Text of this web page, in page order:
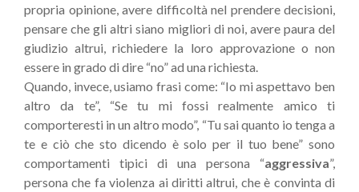
propria opinione, avere difficoltà nel prendere decisioni,
pensare che gli altri siano migliori di noi, avere paura del
giudizio altrui, richiedere la loro approvazione o non
essere in grado di dire “no” ad una richiesta.
Quando, invece, usiamo frasi come: “Io mi aspettavo ben
altro da te”, “Se tu mi fossi realmente amico ti
comporteresti in un altro modo”, “Tu sai quanto io tenga a
te e ciò che sto dicendo è solo per il tuo bene” sono
comportamenti tipici di una persona “aggressiva”,
persona che fa violenza ai diritti altrui, che è convinta di